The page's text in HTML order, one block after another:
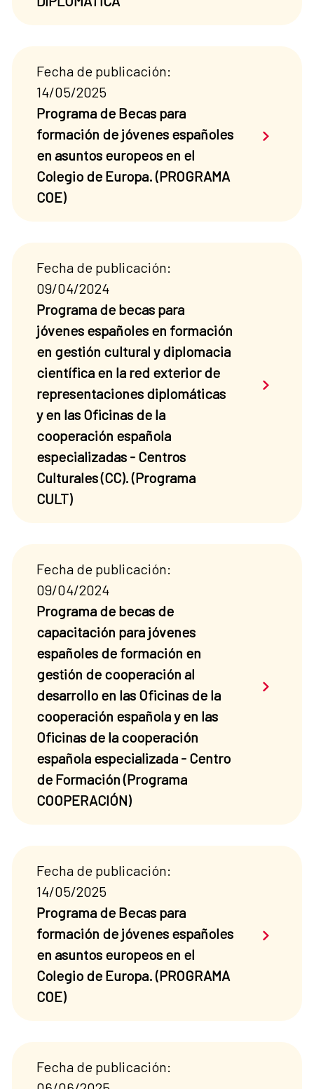
Fecha de publicación:
14/05/2025
Programa de Becas para
formación de jóvenes españoles
en asuntos europeos en el
Colegio de Europa. (PROGRAMA
COE)
Saber
Fecha de publicación:
09/04/2024
Programa de becas para
jóvenes españoles en formación
en gestión cultural y diplomacia
científica en la red exterior de
representaciones diplomáticas
y en las Oficinas de la
cooperación española
especializadas - Centros
Culturales (CC). (Programa
CULT)
Saber
Fecha de publicación:
09/04/2024
Programa de becas de
capacitación para jóvenes
españoles de formación en
gestión de cooperación al
desarrollo en las Oficinas de la
cooperación española y en las
Oficinas de la cooperación
española especializada - Centro
de Formación (Programa
COOPERACIÓN)
Saber
Fecha de publicación:
14/05/2025
Programa de Becas para
formación de jóvenes españoles
en asuntos europeos en el
Colegio de Europa. (PROGRAMA
COE)
Saber
Fecha de publicación: